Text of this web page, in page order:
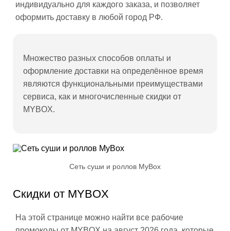
индивидуально для каждого заказа, и позволяет
оформить доставку в любой город РФ.
Множество разных способов оплаты и
оформление доставки на определённое время
являются функциональными преимуществами
сервиса, как и многочисленные скидки от
MYBOX.
Сеть суши и роллов MyBox
Скидки от MYBOX
На этой странице можно найти все рабочие